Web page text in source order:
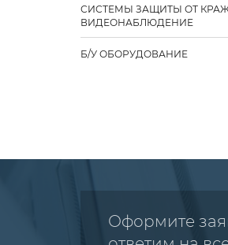
СИСТЕМЫ ЗАЩИТЫ ОТ
ВИДЕОНАБЛЮДЕНИЕ
Б/У ОБОРУДОВАНИЕ
Оформите